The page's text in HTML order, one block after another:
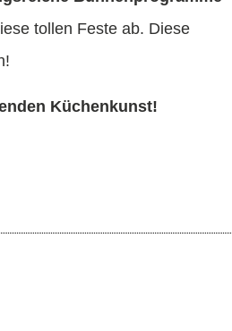
tollen Feste ab. Diese
Küchenkunst!